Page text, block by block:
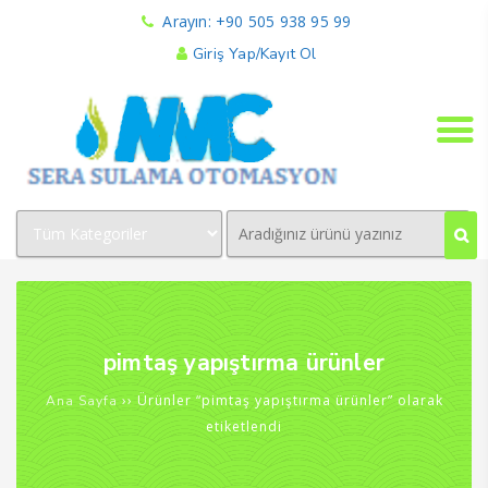
Arayın: +90 505 938 95 99
Giriş Yap/Kayıt Ol
pimtaş yapıştırma ürünler
Ana Sayfa ›› Ürünler “pimtaş yapıştırma ürünler” olarak
etiketlendi